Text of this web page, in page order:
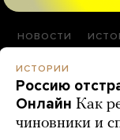
НОВОСТИ
ИСТОРИИ
Россию
Онлайн Как
чиновники и